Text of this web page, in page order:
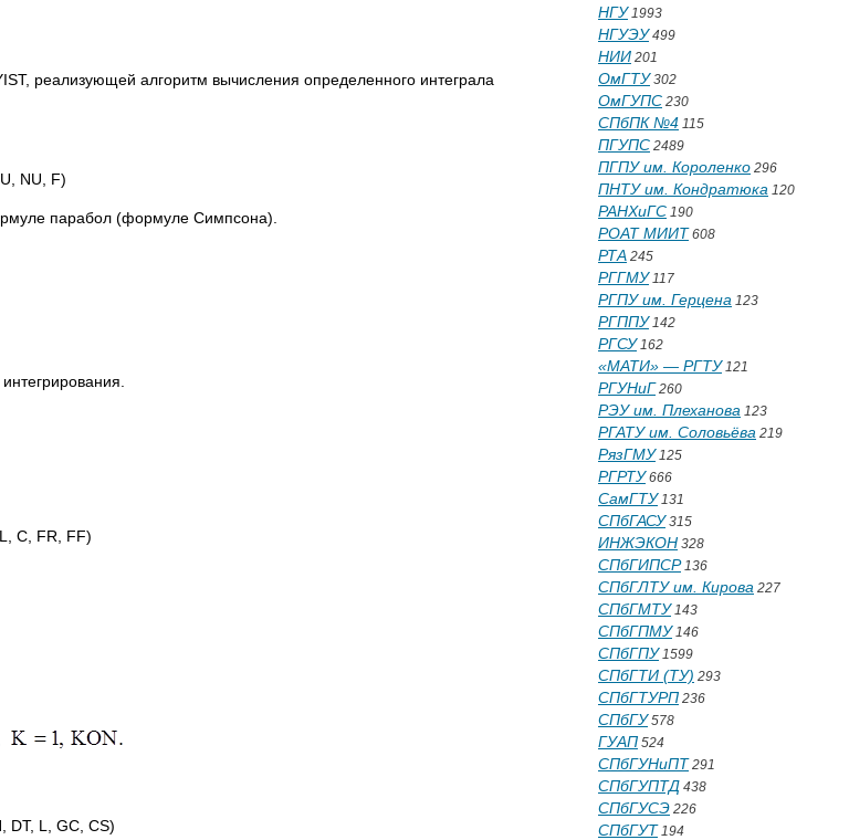
реализующей алгоритм вычисления определенного интеграла
NU, F)
парабол (формуле Симпсона).
C, FR, FF)
DT, L, GC, CS)
НГУ1993
НГУЭУ499
НИИ 201
ОмГТУ302
ОмГУПС 230
СПбПК №4 115
ПГУПС 2489
ПГПУ им. Короленко 296
ПНТУ им. Кондратюка 120
РАНХиГС 190
РОАТ МИИТ 608
РТА 245
РГГМУ117
РГПУ им. Герцена 123
РГППУ142
РГСУ162
«МАТИ» — РГТУ121
РГУНиГ 260
РЭУ им. Плеханова 123
РГАТУ им. Соловьёва 219
РязГМУ125
РГРТУ666
СамГТУ131
СПбГАСУ315
ИНЖЭКОН 328
СПбГИПСР136
СПбГЛТУ им. Кирова 227
СПбГМТУ143
СПбГПМУ146
СПбГПУ1599
СПбГТИ (ТУ) 293
СПбГТУРП 236
СПбГУ578
ГУАП 524
СПбГУНиПТ 291
СПбГУПТД 438
СПбГУСЭ 226
СПбГУТ 194